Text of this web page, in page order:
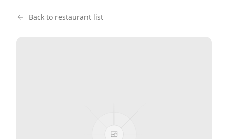
Back to restaurant list